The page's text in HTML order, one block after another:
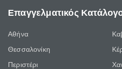
Επαγγελματικός
Αθήνα
Θεσσαλονίκη
Περιστέρι